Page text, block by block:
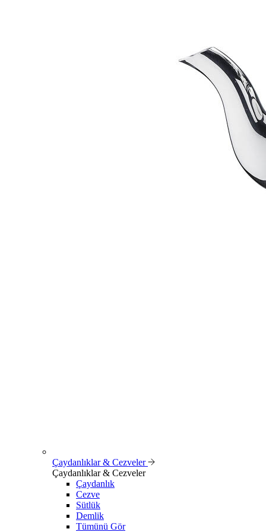
Çaydanlıklar & Cezveler
Çaydanlıklar & Cezveler
Çaydanlık
Cezve
Sütlük
Demlik
Tümünü Gör